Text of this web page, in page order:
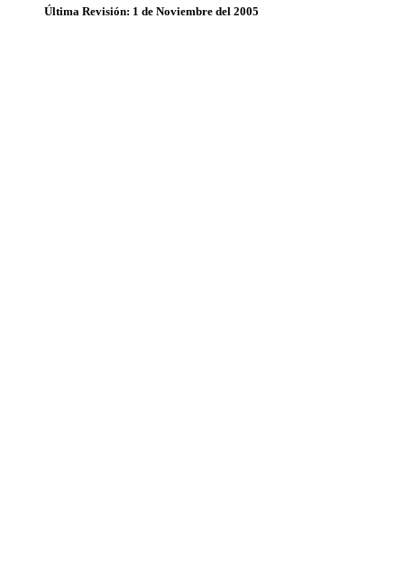
Última Revisión: 1 de Noviembre del 2005